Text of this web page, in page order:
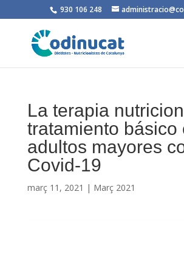
930 106 248
La terapia
tratamiento básico
adultos mayores
Covid-19
març 11, 2021 | Març 2021